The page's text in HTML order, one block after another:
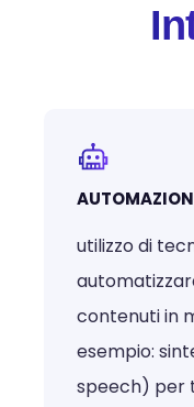
utilizzo di
contenuti in
esempio:
speech) per